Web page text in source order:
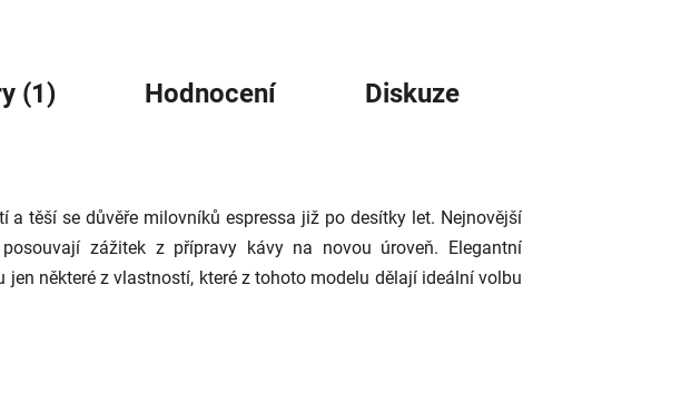
(1) Hodnocení Diskuze
těší se důvěře milovníků espressa již po desítky let. Nejnovější
zážitek z přípravy kávy na novou úroveň. Elegantní
jen některé z vlastností, které z tohoto modelu dělají ideální volbu